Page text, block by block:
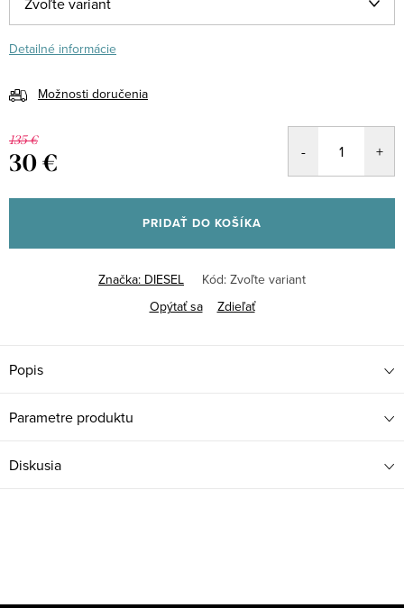
Detailné informácie
Možnosti doručenia
135 €
30 €
cena:
PRIDAŤ DO KOŠÍKA
Značka: DIESEL Kód: Zvoľte variant
Opýtať sa
Zdieľať
Popis
Parametre produktu
Diskusia